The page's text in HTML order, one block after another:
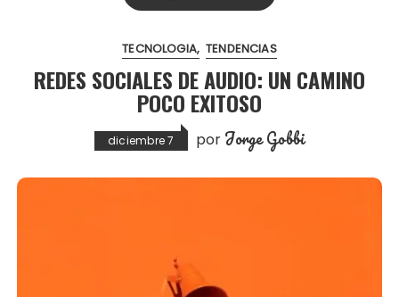
TECNOLOGIA TENDENCIAS
REDES SOCIALES DE AUDIO: UN CAMINO
POCO EXITOSO
diciembre 7 por Jorge Gobbi